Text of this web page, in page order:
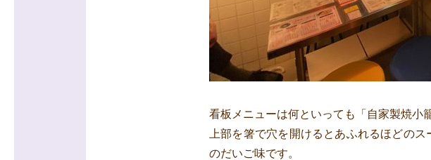
看板メニューは何といっても「自家製焼小
上部を箸で穴を開けるとあふれるほどの
のだいご味です。